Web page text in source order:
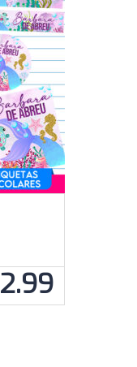
2.99